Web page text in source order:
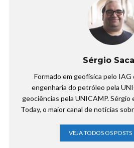
Sérgio
Formado em geofísica pelo IAG
engenharia do petróleo pela
geociências pela UNICAMP.
Today, o maior canal de notícias
VEJA TODOS OS POSTS